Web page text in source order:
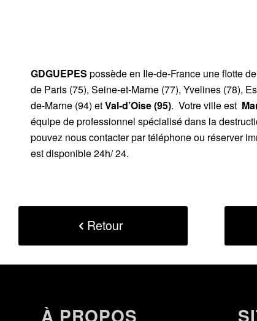
GDGUEPES possède en Ile-de-France une flotte
de Paris (75), Seine-et-Marne (77), Yvelines (78),
de-Marne (94) etVal-d’Oise (95). Votre ville est
équipe de professionnel spécialisé dans la
pouvez nous contacter par téléphone ou réserver
est disponible 24h/ 24.
Retour
À PROPOS